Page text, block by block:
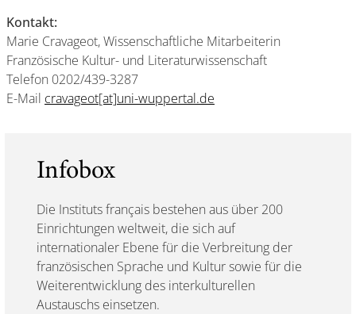
Kontakt:
Marie Cravageot, Wissenschaftliche Mitarbeiterin
Französische Kultur- und Literaturwissenschaft
Telefon 0202/439-3287
E-Mail cravageot[at]uni-wuppertal.de
Infobox
Die Instituts français bestehen aus über 200
Einrichtungen weltweit, die sich auf
internationaler Ebene für die Verbreitung der
französischen Sprache und Kultur sowie für die
Weiterentwicklung des interkulturellen
Austauschs einsetzen.